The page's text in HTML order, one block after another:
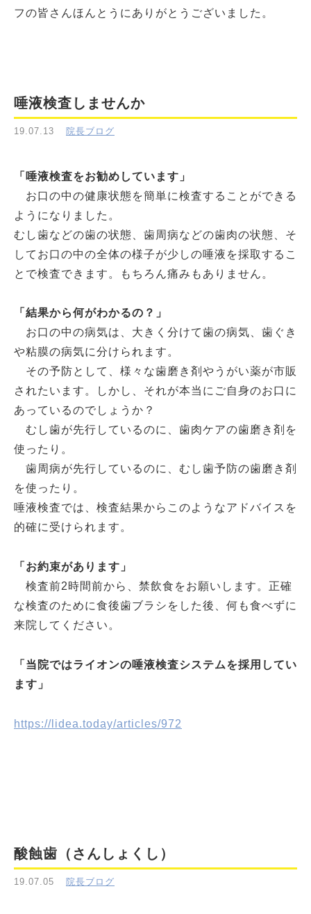
フの皆さんほんとうにありがとうございました。
唾液検査しませんか
19.07.13 院長ブログ
「唾液検査をお勧めしています」
お口の中の健康状態を簡単に検査することができる
ようになりました。
むし歯などの歯の状態、歯周病などの歯肉の状態、そ
してお口の中の全体の様子が少しの唾液を採取するこ
とで検査できます。もちろん痛みもありません。
「結果から何がわかるの？」
お口の中の病気は、大きく分けて歯の病気、歯ぐき
や粘膜の病気に分けられます。
その予防として、様々な歯磨き剤やうがい薬が市販
されたいます。しかし、それが本当にご自身のお口に
あっているのでしょうか？
むし歯が先行しているのに、歯肉ケアの歯磨き剤を
使ったり。
歯周病が先行しているのに、むし歯予防の歯磨き剤
を使ったり。
唾液検査では、検査結果からこのようなアドバイスを
的確に受けられます。
「お約束があります」
検査前2時間前から、禁飲食をお願いします。正確
な検査のために食後歯ブラシをした後、何も食べずに
来院してください。
「当院ではライオンの唾液検査システムを採用してい
ます」
https://lidea.today/articles/972
酸蝕歯（さんしょくし）
19.07.05 院長ブログ